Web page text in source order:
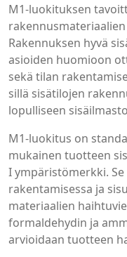
M1-luokituksen
Rakennuksen hyvä
asioiden huomioon
sekä tilan
sillä sisätilojen
lopulliseen
M1-luokitus on
mukainen tuotteen
I ympäristömerkki.
rakentamisessa ja
materiaalien
formaldehydin ja
arvioidaan tuotteen